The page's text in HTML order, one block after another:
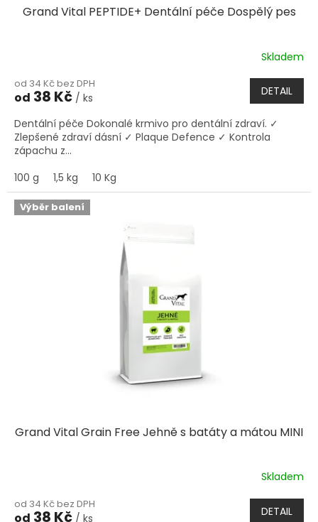
Grand Vital PEPTIDE+ Dentální péče Dospělý pes
Skladem
od 34 Kč bez DPH
od 38 Kč / ks DETAIL
Dentální péče Dokonalé krmivo pro dentální zdraví. ✓
Zlepšené zdraví dásní ✓ Plaque Defence ✓ Kontrola
zápachu z...
100 g
1,5 kg 10 Kg
Výběr balení
Grand Vital Grain Free Jehně s batáty a mátou MINI
produktu
je
Skladem
od 34 Kč bez DPH
od 38 Kč / ks DETAIL